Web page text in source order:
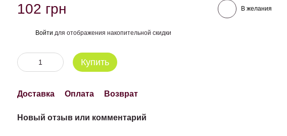
102 грн В желания
Войти для отображения накопительной скидки
Купить
Доставка Оплата Возврат
Новый отзыв или комментарий